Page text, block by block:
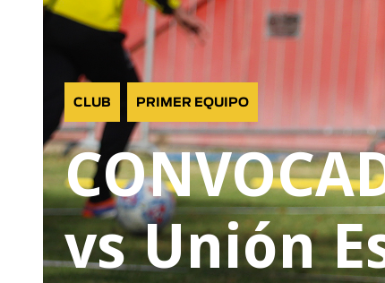
CLUB PRIMER EQUIPO
vs Unión